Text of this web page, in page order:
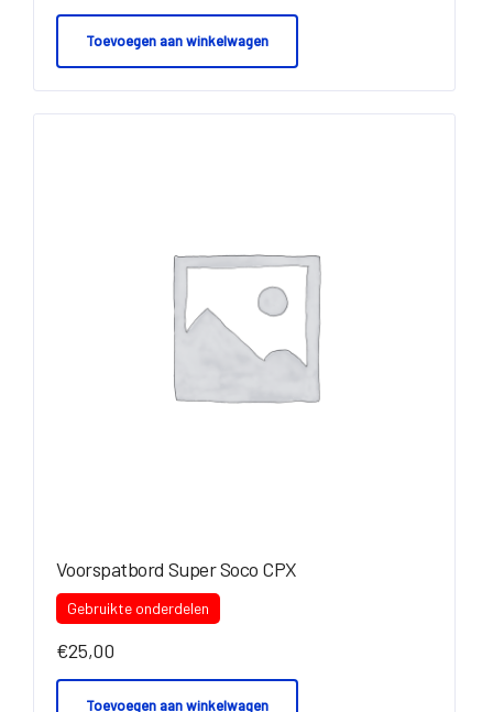
Toevoegen aan winkelwagen
Voorspatbord Super Soco CPX
Gebruikte onderdelen
€25,00
Toevoegen aan winkelwagen